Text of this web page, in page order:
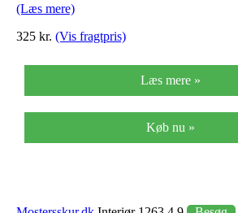
cm)
(Læs mere)
325 kr. (Vis fragtpris)
Læs mere »
Køb nu »